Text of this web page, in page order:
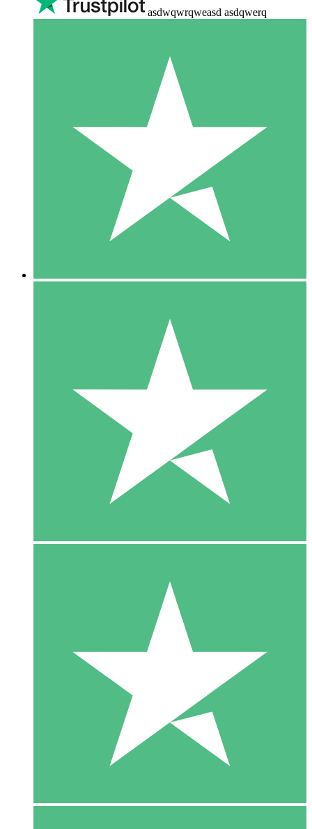
asdwqwrqweasd asdqwerq